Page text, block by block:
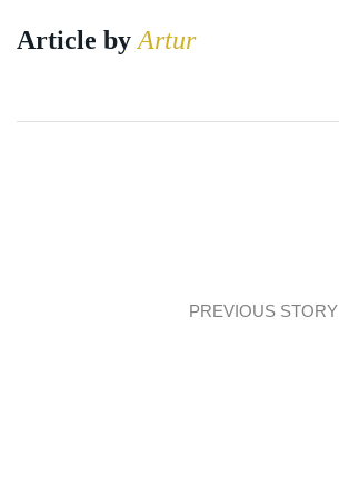
Article byArtur
PREVIOUS STORY